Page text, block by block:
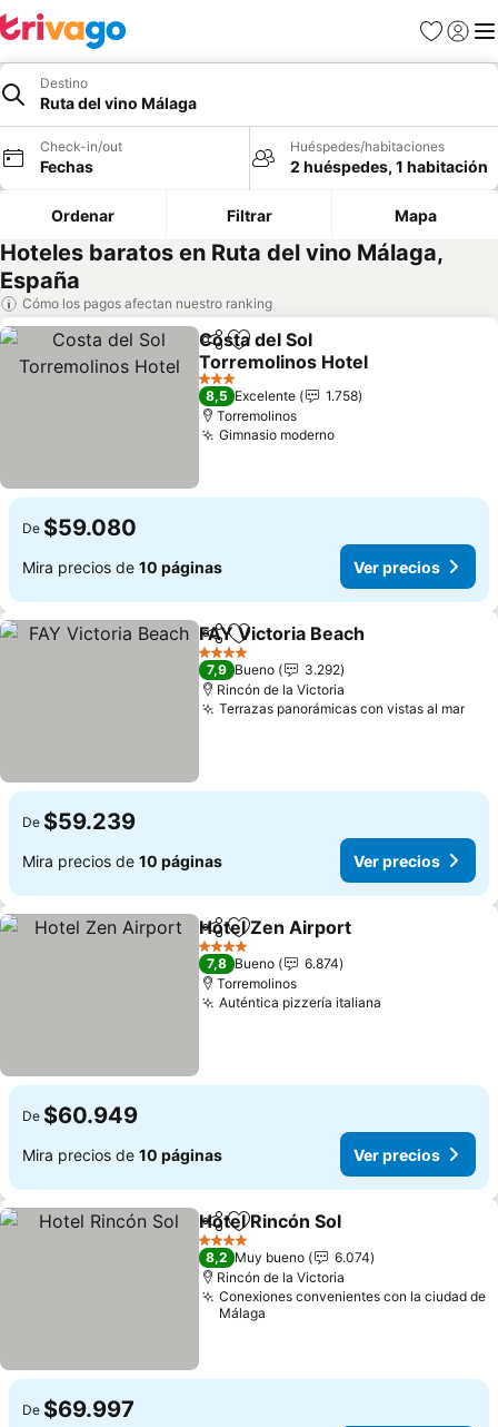
Favoritos
Iniciar
Destino
Ruta del vino Málaga
Check-in/out
Fechas
Huéspedes/habitaciones
2 huéspedes, 1 habitación
Ordenar Filtrar Mapa
Hoteles baratos en Ruta del vino Málaga,
España
Cómo los pagos afectan nuestro ranking
CompartirAgregar a favoritos
Costa del Sol
Torremolinos Hotel
3 Estrellas
8,5 Excelente
1.758
Torremolinos
Gimnasio moderno
De $59.080
Mira precios de 10 páginas Ver precios
CompartirAgregar a favoritos
FAY Victoria Beach
4 Estrellas
7,9 Bueno
3.292
Rincón de la Victoria
Terrazas panorámicas con vistas al mar
De $59.239
Mira precios de 10 páginas Ver precios
CompartirAgregar a favoritos
Hotel Zen Airport
4 Estrellas
7,8 Bueno
6.874
Torremolinos
Auténtica pizzería italiana
De $60.949
Mira precios de 10 páginas Ver precios
CompartirAgregar a favoritos
Hotel Rincón Sol
4 Estrellas
8,2 Muy bueno
6.074
Rincón de la Victoria
Conexiones convenientes con la ciudad de
Málaga
De $69.997